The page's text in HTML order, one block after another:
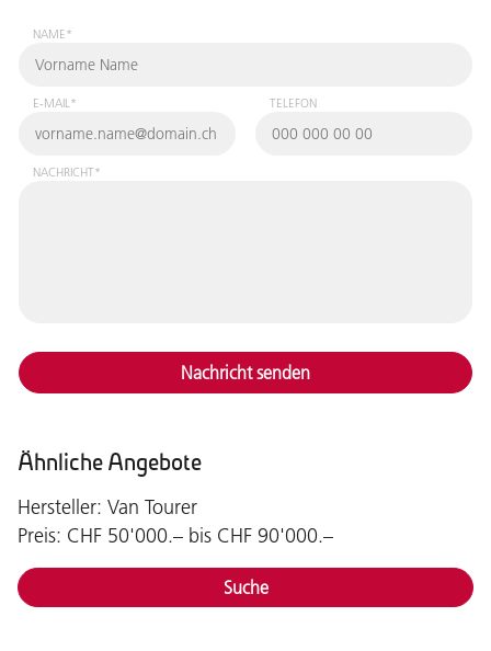
NAME*
E-MAIL* TELEFON
NACHRICHT*
Nachricht senden
Ähnliche Angebote
Hersteller: Van Tourer
Preis: CHF 50'000.– bis CHF 90'000.–
Suche